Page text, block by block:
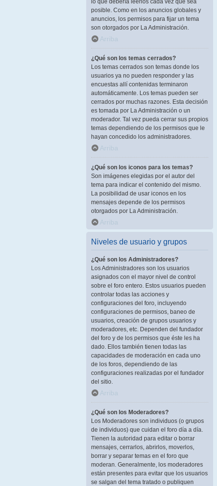
lo que debería leerlos cada vez que sea
posible. Como en los anuncios globales y
anuncios, los permisos para fijar un tema
son otorgados por La Administración.
Arriba
¿Qué son los temas cerrados?
Los temas cerrados son temas donde los
usuarios ya no pueden responder y las
encuestas allí contenidas terminaron
automáticamente. Los temas pueden ser
cerrados por muchas razones. Esta decisión
es tomada por La Administración o un
moderador. Tal vez pueda cerrar sus propios
temas dependiendo de los permisos que le
hayan concedido los administradores.
Arriba
¿Qué son los iconos para los temas?
Son imágenes elegidas por el autor del
tema para indicar el contenido del mismo.
La posibilidad de usar iconos en los
mensajes depende de los permisos
otorgados por La Administración.
Arriba
Niveles de usuario y grupos
¿Qué son los Administradores?
Los Administradores son los usuarios
asignados con el mayor nivel de control
sobre el foro entero. Estos usuarios pueden
controlar todas las acciones y
configuraciones del foro, incluyendo
configuraciones de permisos, baneo de
usuarios, creación de grupos usuarios y
moderadores, etc. Dependen del fundador
del foro y de los permisos que éste les ha
dado. Ellos también tienen todas las
capacidades de moderación en cada uno
de los foros, dependiendo de las
configuraciones realizadas por el fundador
del sitio.
Arriba
¿Qué son los Moderadores?
Los Moderadores son individuos (o grupos
de individuos) que cuidan el foro día a día.
Tienen la autoridad para editar o borrar
mensajes, cerrarlos, abrirlos, moverlos,
borrar y separar temas en el foro que
moderan. Generalmente, los moderadores
están presentes para evitar que los usuarios
se salgan del tema tratado o publiquen